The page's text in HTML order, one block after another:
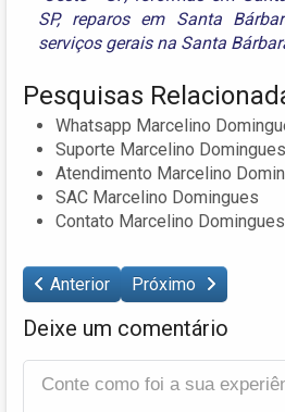
SP, reparos em Santa
serviços gerais na Santa
Pesquisas
Whatsapp Marcelino
Suporte Marcelino Domingues
Atendimento Marcelino
SAC Marcelino Domingues
Contato Marcelino Domingues
Anterior Próximo
Deixe um comentário